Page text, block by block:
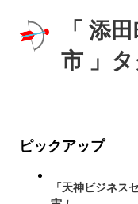
「 添
市 」
ピックアップ
「天神ビジネ